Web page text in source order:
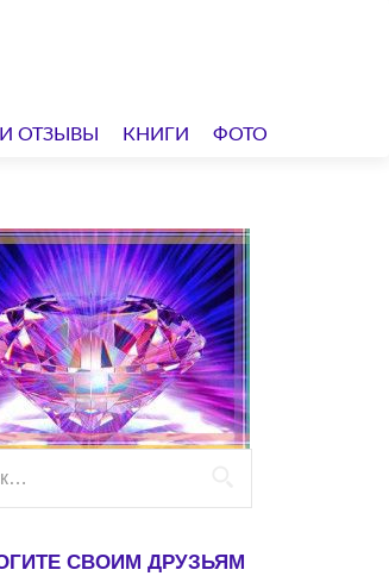
ОТЗЫВЫ КНИГИ ФОТО
СВОИМ ДРУЗЬЯМ